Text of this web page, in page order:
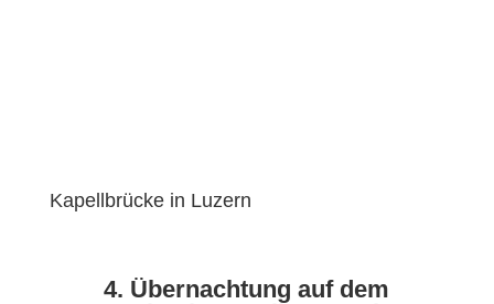
Kapellbrücke in Luzern
4. Übernachtung auf dem